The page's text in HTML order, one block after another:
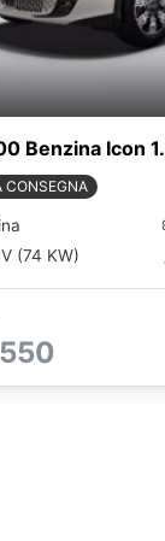
Benzina Icon
CONSEGNA
(74 KW)